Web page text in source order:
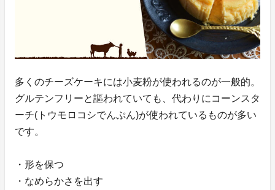
多くのチーズケーキには小麦粉が使われるのが一般的。
グルテンフリーと謳われていても、代わりにコーンスタ
ーチ(トウモロコシでんぷん)が使われているものが多い
です。
・形を保つ
・なめらかさを出す